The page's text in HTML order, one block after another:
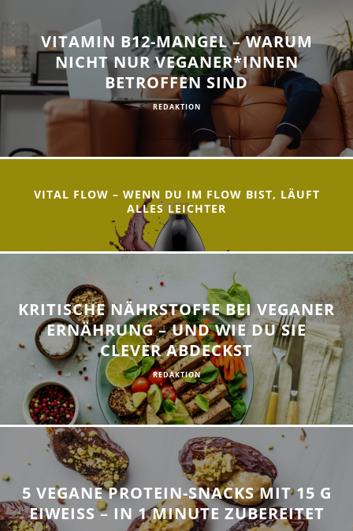
VITAMIN B12-MANGEL – WARUM
NICHT NUR VEGANER*INNEN
BETROFFEN SIND
REDAKTION
VITAL FLOW – WENN DU IM FLOW BIST, LÄUFT
ALLES LEICHTER
KRITISCHE NÄHRSTOFFE BEI VEGANER
ERNÄHRUNG – UND WIE DU SIE
CLEVER ABDECKST
REDAKTION
5 VEGANE PROTEIN-SNACKS MIT 15 G
EIWEISS – IN 1 MINUTE ZUBEREITET